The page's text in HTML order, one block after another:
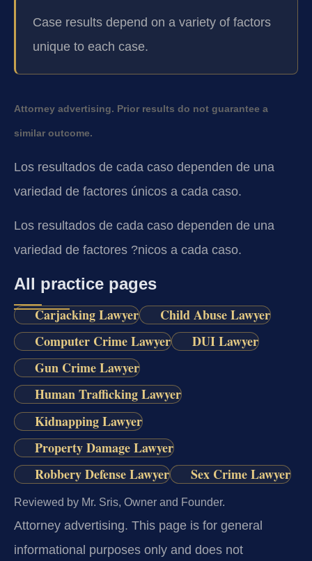
Case results depend on a variety of factors
unique to each case.
Attorney advertising. Prior results do not guarantee a
similar outcome.
Los resultados de cada caso dependen de una
variedad de factores únicos a cada caso.
Los resultados de cada caso dependen de una
variedad de factores ?nicos a cada caso.
All practice pages
Carjacking Lawyer
Child Abuse Lawyer
Computer Crime Lawyer
DUI Lawyer
Gun Crime Lawyer
Human Trafficking Lawyer
Kidnapping Lawyer
Property Damage Lawyer
Robbery Defense Lawyer
Sex Crime Lawyer
Reviewed by Mr. Sris, Owner and Founder.
Attorney advertising. This page is for general
informational purposes only and does not